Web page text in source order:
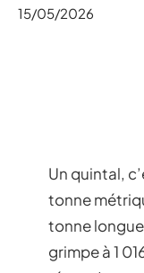
15/05/2026
Un quintal,
tonne
tonne
grimpe à 1